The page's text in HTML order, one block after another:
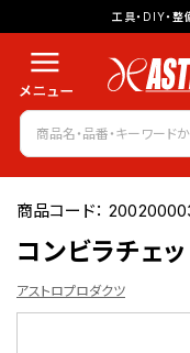
工具・DIY・
商品コード：
コンビラチェ
アストロプロダクツ